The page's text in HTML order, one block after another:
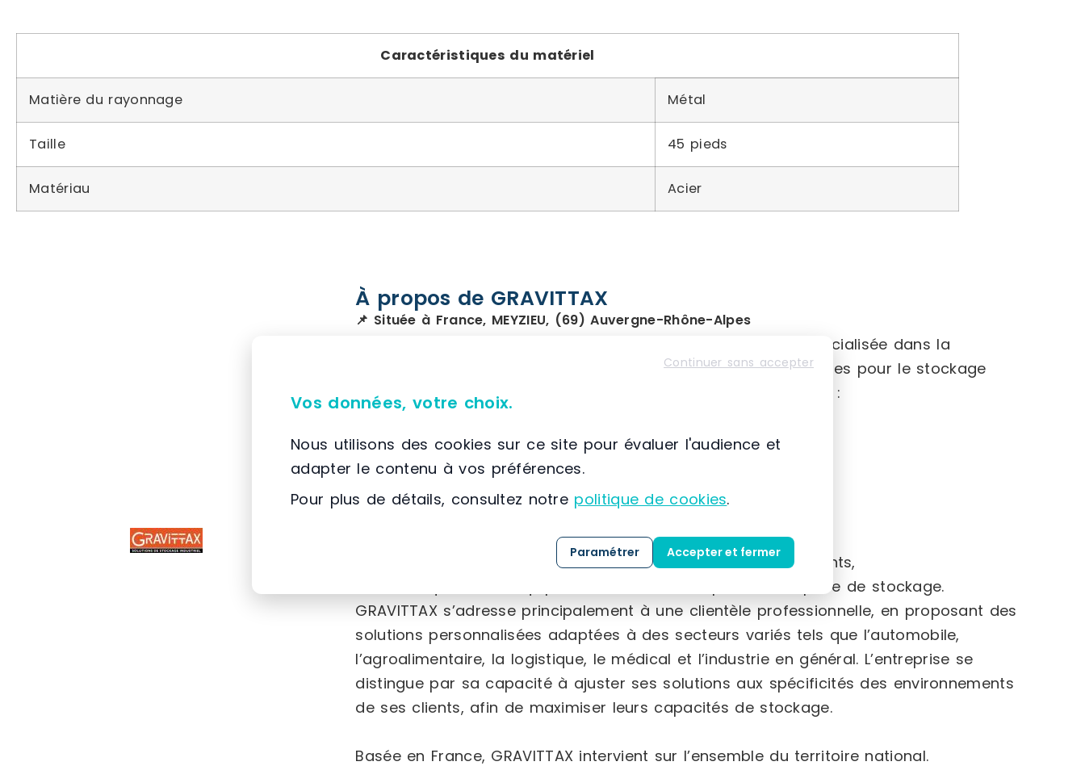
Caractéristiques du matériel
Matière du rayonnage Métal
Taille 45 pieds
Matériau Acier
À propos de GRAVITTAX
📌 Située à France, MEYZIEU, (69) Auvergne-Rhône-Alpes
est une société française active depuis 2008, spécialisée dans la
conception, la fabrication et l’installation de solutions complètes pour le stockage
industriel. Elle propose une vaste gamme de produits, incluant :
des rayonnages dynamiques pour bacs et palettes,
des rayonnages statiques,
des racks à palettes,
des rayonnages mi-lourds et légers,
des mezzanines industrielles et magasins à étages,
des rayonnages mobiles pour archives et autres contenants,
ainsi que divers équipements destinés à optimiser l’espace de stockage.
GRAVITTAX s’adresse principalement à une clientèle professionnelle, en proposant des
solutions personnalisées adaptées à des secteurs variés tels que l’automobile,
l’agroalimentaire, la logistique, le médical et l’industrie en général. L’entreprise se
distingue par sa capacité à ajuster ses solutions aux spécificités des environnements
de ses clients, afin de maximiser leurs capacités de stockage.
Basée en France, GRAVITTAX intervient sur l’ensemble du territoire national.
Continuer sans accepter
Vos données, votre choix.
Nous utilisons des cookies sur ce site pour évaluer l'audience et
adapter le contenu à vos préférences.
Pour plus de détails, consultez notre politique de cookies.
Paramétrer Accepter et fermer